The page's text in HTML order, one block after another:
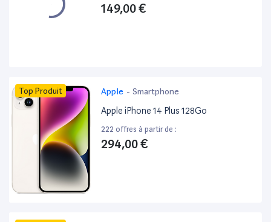
149,00 €
Top Produit Apple - Smartphone
Apple iPhone 14 Plus 128Go
222 offres à partir de :
294,00 €